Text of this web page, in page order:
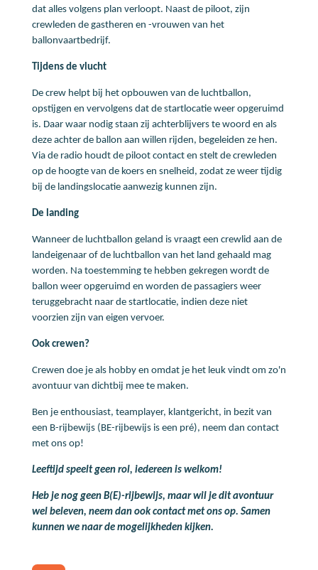
dat alles volgens plan verloopt. Naast de piloot, zijn
crewleden de gastheren en -vrouwen van het
ballonvaartbedrijf.
Tijdens de vlucht
De crew helpt bij het opbouwen van de luchtballon,
opstijgen en vervolgens dat de startlocatie weer opgeruimd
is. Daar waar nodig staan zij achterblijvers te woord en als
deze achter de ballon aan willen rijden, begeleiden ze hen.
Via de radio houdt de piloot contact en stelt de crewleden
op de hoogte van de koers en snelheid, zodat ze weer tijdig
bij de landingslocatie aanwezig kunnen zijn.
De landing
Wanneer de luchtballon geland is vraagt een crewlid aan de
landeigenaar of de luchtballon van het land gehaald mag
worden. Na toestemming te hebben gekregen wordt de
ballon weer opgeruimd en worden de passagiers weer
teruggebracht naar de startlocatie, indien deze niet
voorzien zijn van eigen vervoer.
Ook crewen?
Crewen doe je als hobby en omdat je het leuk vindt om zo'n
avontuur van dichtbij mee te maken.
Ben je enthousiast, teamplayer, klantgericht, in bezit van
een B-rijbewijs (BE-rijbewijs is een pré), neem dan contact
met ons op!
Leeftijd speelt geen rol, iedereen is welkom!
Heb je nog geen B(E)-rijbewijs, maar wil je dit avontuur
wel beleven, neem dan ook contact met ons op. Samen
kunnen we naar de mogelijkheden kijken.